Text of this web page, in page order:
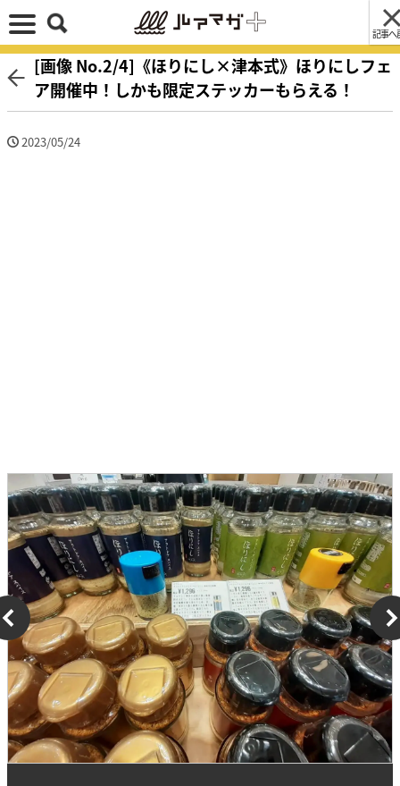
記事へ
[画像 No.2/4]《ほりにし×津本式》ほりにしフェ
ア開催中！しかも限定ステッカーもらえる！
2023/05/24